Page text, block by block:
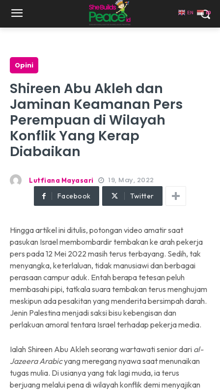
Opini
Shireen Abu Akleh dan
Jaminan Keamanan Pers
Perempuan di Wilayah
Konflik Yang Kerap
Diabaikan
Lutfiana Mayasari 19, May, 2022
Facebook Twitter
Hingga artikel ini ditulis, potongan video amatir saat
pasukan Israel membombardir tembakan ke arah pekerja
pers pada 12 Mei 2022 masih terus terbayang. Sedih, tak
menyangka, keterlaluan, tidak manusiawi dan berbagai
perasaan campur aduk. Entah berapa tetesan peluh
membasahi pipi, tatkala suara tembakan terus menghujam
meskipun ada pesakitan yang menderita bersimpah darah.
Jenin Palestina menjadi saksi bisu kebengisan dan
perlakuan amoral tentara Israel terhadap pekerja media.
Ialah Shireen Abu Akleh seorang wartawati senior dari al-
Jazeera Arabicyang meregang nyawa saat menunaikan
tugas mulia. Di usianya yang tak lagi muda, ia terus
berjuang melalui pena di wilayah konflik demi menyajikan
EN ID